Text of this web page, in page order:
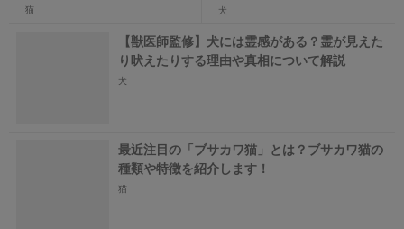
猫 犬
【獣医師監修】犬には霊感がある？霊が見えた
り吠えたりする理由や真相について解説
犬
最近注目の「ブサカワ猫」とは？ブサカワ猫の
種類や特徴を紹介します！
猫